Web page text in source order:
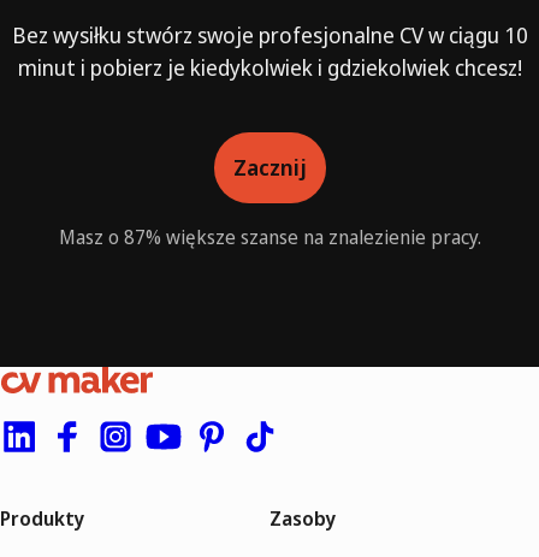
Bez wysiłku stwórz swoje profesjonalne CV w ciągu 10
minut i pobierz je kiedykolwiek i gdziekolwiek chcesz!
Zacznij
Masz o 87% większe szanse na znalezienie pracy.
Produkty
Zasoby